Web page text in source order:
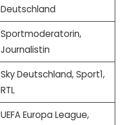
Deutschland
Sportmoderatorin,
Journalistin
Sky Deutschland, Sport1,
RTL
UEFA Europa League,